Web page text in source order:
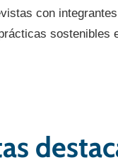
con
sostenibles